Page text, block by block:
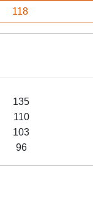
118
135
110
103
96